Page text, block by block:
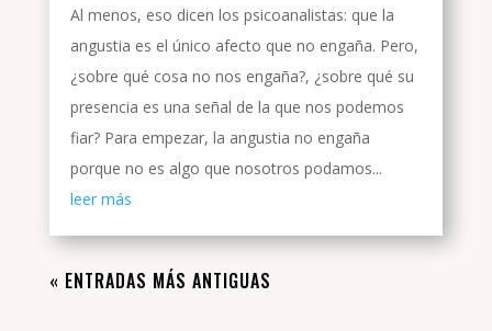
Al menos, eso dicen los psicoanalistas: que la
angustia es el único afecto que no engaña. Pero,
¿sobre qué cosa no nos engaña?, ¿sobre qué su
presencia es una señal de la que nos podemos
fiar? Para empezar, la angustia no engaña
porque no es algo que nosotros podamos...
leer más
« ENTRADAS MÁS ANTIGUAS